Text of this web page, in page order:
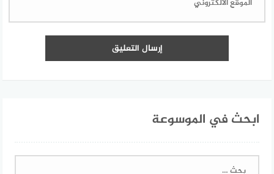
ابحث في الموسوعة
البحث